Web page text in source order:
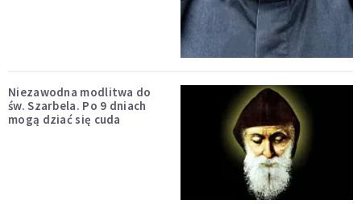
Niezawodna modlitwa do
św. Szarbela. Po 9 dniach
mogą dziać się cuda